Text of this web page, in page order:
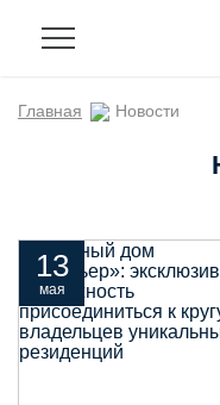
Главная Новости
13
мая